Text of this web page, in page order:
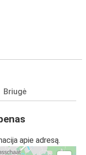
Briugė
apie adresą.